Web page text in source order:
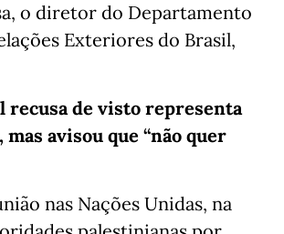
o diretor do Departamento
Exteriores do Brasil,
recusa de visto representa
avisou que “não quer
nas Nações Unidas, na